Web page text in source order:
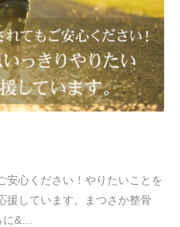
安心ください！やりたいことを
援しています。まつさか整骨
&…